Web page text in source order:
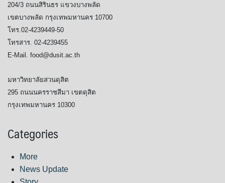
204/3 ถนนสิรินธร แขวงบางพลัด
เขตบางพลัด กรุงเทพมหานคร 10700
โทร.02-4239449-50
โทรสาร. 02-4239455
E-Mail. food@dusit.ac.th
มหาวิทยาลัยสวนดุสิต
295 ถนนนครราชสีมา เขตดุสิต
กรุงเทพมหานคร 10300
Categories
More
News Update